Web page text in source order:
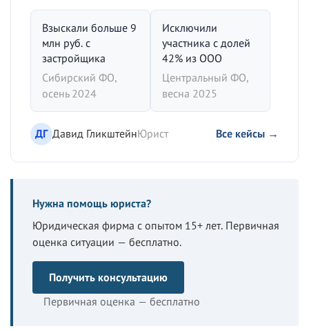
Взыскали больше 9
млн руб. с
застройщика
Сибирский ФО,
осень 2024
Исключили
участника с долей
42% из ООО
Центральный ФО,
весна 2025
ДГ Давид ГликштейнЮрист Все кейсы →
Нужна помощь юриста?
Юридическая фирма с опытом 15+ лет. Первичная
оценка ситуации — бесплатно.
Получить консультацию
Первичная оценка — бесплатно